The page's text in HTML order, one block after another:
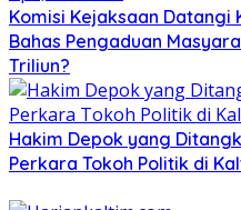
Komisi Kejaksaan Datangi
Bahas Pengaduan
Triliun?
Hakim Depok yang
Perkara Tokoh Politik di